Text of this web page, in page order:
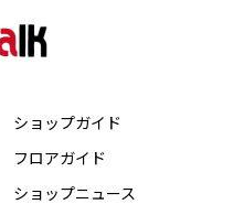
ショップガイド
フロアガイド
ショップニュース